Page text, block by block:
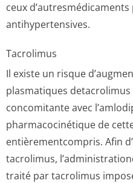
ceux
antihypertensives.
Tacrolimus
Il existe un risque
plasmatiques detacrolimus
concomitante avec
pharmacocinétique de
entièrementcompris. Afin
tacrolimus,
traité par tacrolimus